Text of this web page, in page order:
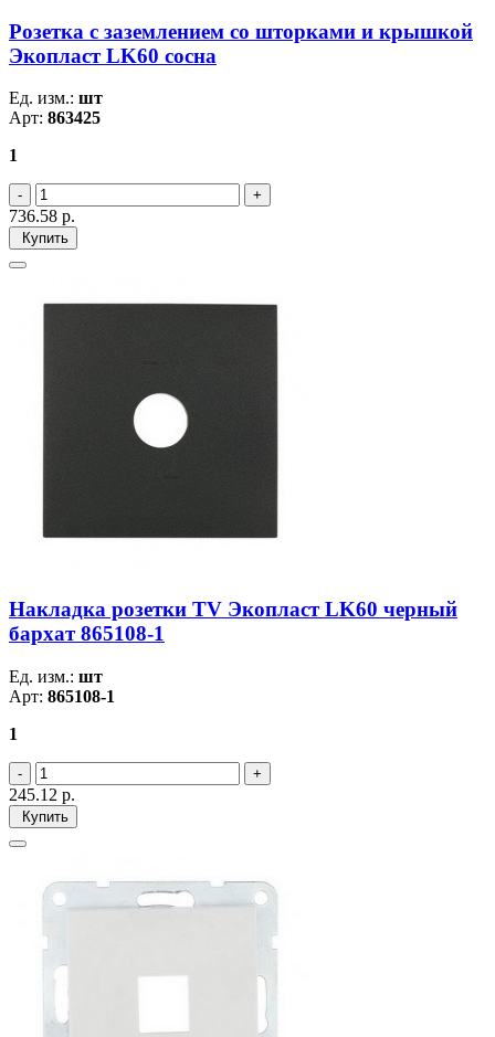
Розетка с заземлением со шторками и крышкой
Экопласт LK60 сосна
Ед. изм.: шт
Арт: 863425
1
736.58 р.
Купить
Накладка розетки TV Экопласт LK60 черный
бархат 865108-1
Ед. изм.: шт
Арт: 865108-1
1
245.12 р.
Купить